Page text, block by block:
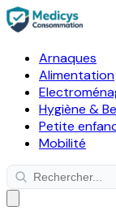
Arnaques
Alimentation
Hygiène &
Petite
Mobilité